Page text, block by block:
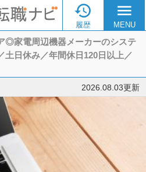

履歴
menu
MENU
◎家電周辺機器メーカーのシステ
土日休み／年間休日120日以上／
2026.08.03更新